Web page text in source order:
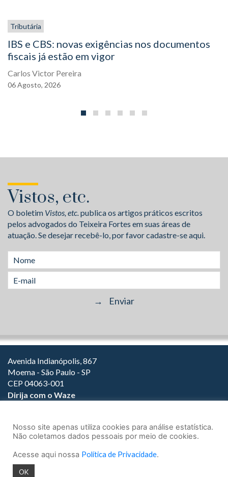
Tributária
IBS e CBS: novas exigências nos documentos
fiscais já estão em vigor
Carlos Victor Pereira
06Agosto, 2026
Vistos, etc.
O boletim Vistos, etc.publica os artigos práticos escritos
pelos advogados do Teixeira Fortes em suas áreas de
atuação. Se desejar recebê-lo, por favor cadastre-se aqui.
Avenida Indianópolis, 867
Moema - São Paulo - SP
CEP 04063-001
Dirija com o Waze
(11) 3147-1800
© 2026.
Nosso site apenas utiliza cookies para análise estatística.
Não coletamos dados pessoais por meio de cookies.
Acesse aqui nossa Política de Privacidade.
OK